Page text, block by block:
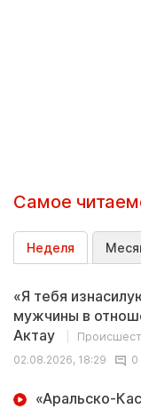
Самое
Неделя
«Я тебя
мужчины в
Актау
02.08.2026, 18:29
0
«Аральско-